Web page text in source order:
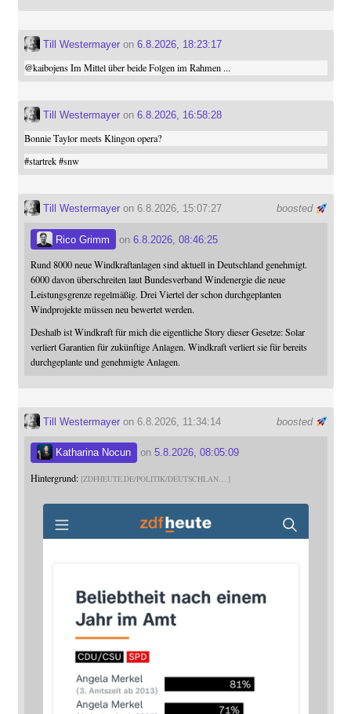
Till Westermayeron 6.8.2026, 18:23:17
@kaibojensIm Mittel über beide Folgen im Rahmen ...
Till Westermayeron 6.8.2026, 16:58:28
Bonnie Taylor meets Klingon opera?
#startrek #snw
boosted
Till Westermayeron 6.8.2026, 15:07:27
Rico Grimm on 6.8.2026, 08:46:25
Rund 8000 neue Windkraftanlagen sind aktuell in Deutschland genehmigt.
6000 davon überschreiten laut Bundesverband Windenergie die neue
Leistungsgrenze regelmäßig. Drei Viertel der schon durchgeplanten
Windprojekte müssen neu bewertet werden.
Deshalb ist Windkraft für mich die eigentliche Story dieser Gesetze: Solar
verliert Garantien für zukünftige Anlagen. Windkraft verliert sie für bereits
durchgeplante und genehmigte Anlagen.
boosted
Till Westermayeron 6.8.2026, 11:34:14
Katharina Nocun on 5.8.2026, 08:05:09
Hintergrund: ZDFHEUTE.DE/POLITIK/DEUTSCHLAN